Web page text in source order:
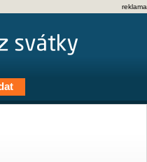
reklama